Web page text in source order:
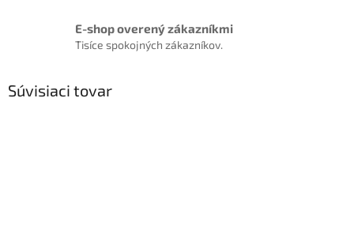
E-shop overený zákazníkmi
Tisíce spokojných zákazníkov.
Súvisiaci tovar